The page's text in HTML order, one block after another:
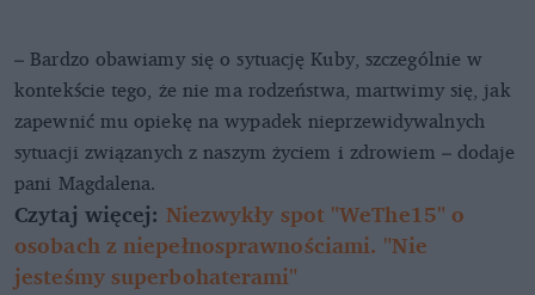
– Bardzo obawiamy się o sytuację Kuby, szczególnie w
kontekście tego, że nie ma rodzeństwa, martwimy się, jak
zapewnić mu opiekę na wypadek nieprzewidywalnych
sytuacji związanych z naszym życiem i zdrowiem – dodaje
pani Magdalena.
Czytaj więcej: Niezwykły spot "WeThe15" o
osobach z niepełnosprawnościami. "Nie
jesteśmy superbohaterami"